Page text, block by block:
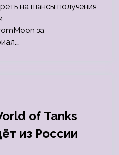
на шансы получения
за
of Tanks
из России